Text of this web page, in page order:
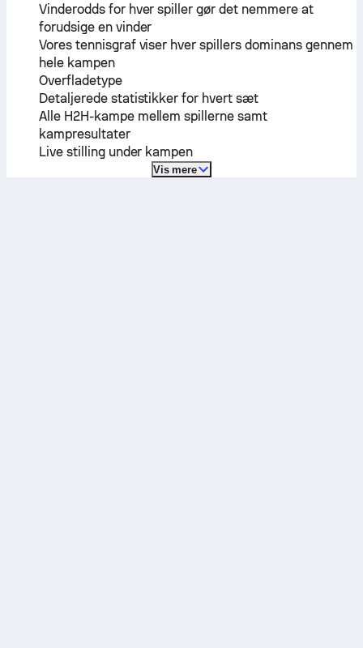
Vinderodds for hver spiller gør det nemmere at
forudsige en vinder
Vores tennisgraf viser hver spillers dominans gennem
hele kampen
Overfladetype
Detaljerede statistikker for hvert sæt
Alle H2H-kampe mellem spillerne samt
kampresultater
Live stilling under kampen
Vis mere